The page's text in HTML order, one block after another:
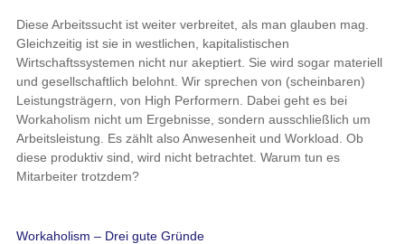
Diese Arbeitssucht ist weiter verbreitet, als man glauben mag.
Gleichzeitig ist sie in westlichen, kapitalistischen
Wirtschaftssystemen nicht nur akeptiert. Sie wird sogar materiell
und gesellschaftlich belohnt. Wir sprechen von (scheinbaren)
Leistungsträgern, von High Performern. Dabei geht es bei
Workaholism nicht um Ergebnisse, sondern ausschließlich um
Arbeitsleistung. Es zählt also Anwesenheit und Workload. Ob
diese produktiv sind, wird nicht betrachtet. Warum tun es
Mitarbeiter trotzdem?
Workaholism – Drei gute Gründe